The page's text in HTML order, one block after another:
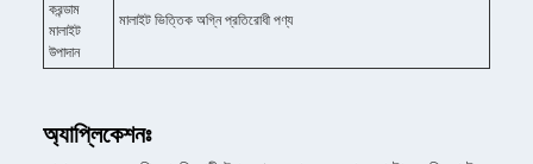
করন্ডাম
মালাইট
উপাদান
মালাইট ভিত্তিক অগ্নি প্রতিরোধী পণ্য
অ্যাপ্লিকেশনঃ